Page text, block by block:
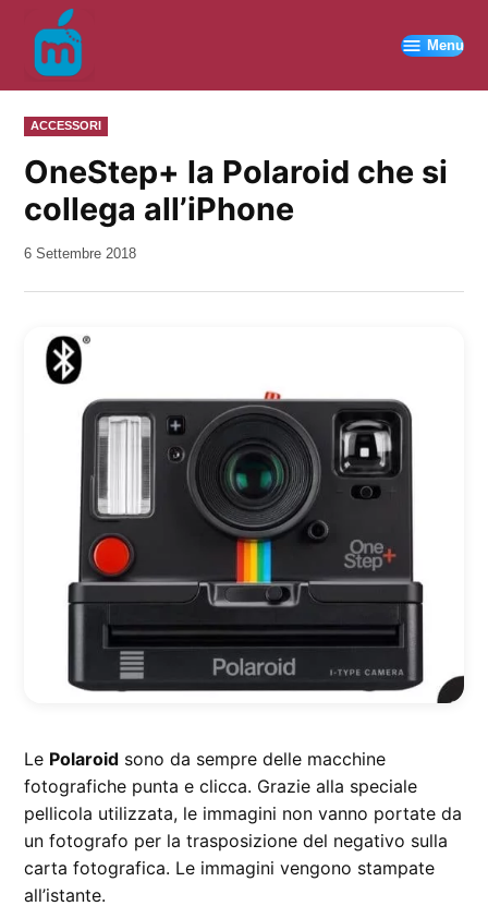
contenuto
Menu
PUBBLICATO
IN
ACCESSORI
OneStep+ la Polaroid che si
collega all’iPhone
da
6 Settembre 2018
Le Polaroid sono da sempre delle macchine
fotografiche punta e clicca. Grazie alla speciale
pellicola utilizzata, le immagini non vanno portate da
un fotografo per la trasposizione del negativo sulla
carta fotografica. Le immagini vengono stampate
all’istante.